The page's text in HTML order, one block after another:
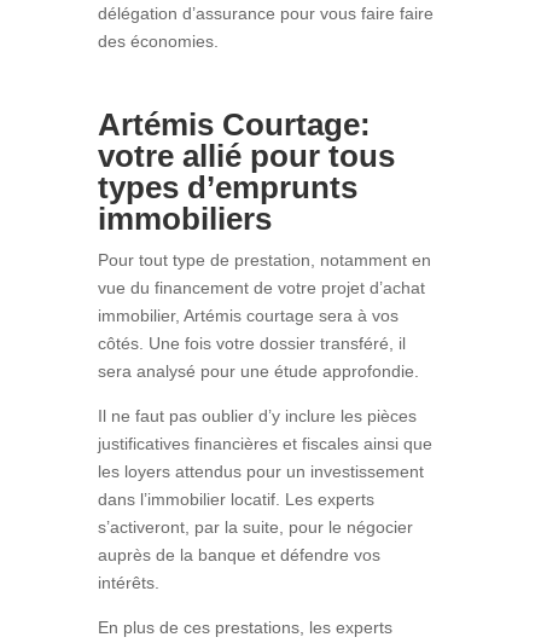
délégation d’assurance pour vous faire faire
des économies.
Artémis Courtage:
votre allié pour tous
types d’emprunts
immobiliers
Pour tout type de prestation, notamment en
vue du financement de votre projet d’achat
immobilier, Artémis courtage sera à vos
côtés. Une fois votre dossier transféré, il
sera analysé pour une étude approfondie.
Il ne faut pas oublier d’y inclure les pièces
justificatives financières et fiscales ainsi que
les loyers attendus pour un investissement
dans l’immobilier locatif. Les experts
s’activeront, par la suite, pour le négocier
auprès de la banque et défendre vos
intérêts.
En plus de ces prestations, les experts